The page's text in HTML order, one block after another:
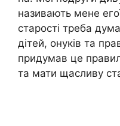
називають мене
старості треба
дітей, онуків та
придумав це
та мати щасливу